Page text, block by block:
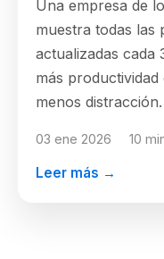
Una empresa de
muestra todas las
actualizadas cada
más productividad
menos distracción.
03 ene 2026 10
Leer más →